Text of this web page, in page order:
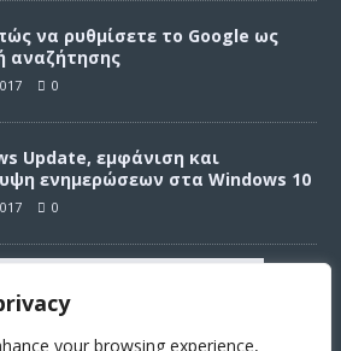
τον ιστότοπο
των cookies
your browsing experience,
να ρυθμίσετε το Google ως
αναζήτησης
0
Update, εμφάνιση και
ενημερώσεων στα Windows 10
0
στα Windows 10